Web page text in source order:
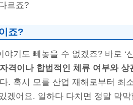
르죠?
죠?
기도 빼놓을 수 없겠죠? 바로 ‘
격이나 합법적인 체류 여부와 상
. 혹시 모를 산업 재해로부터 최
어요. 일하다 다치면 정말 막막